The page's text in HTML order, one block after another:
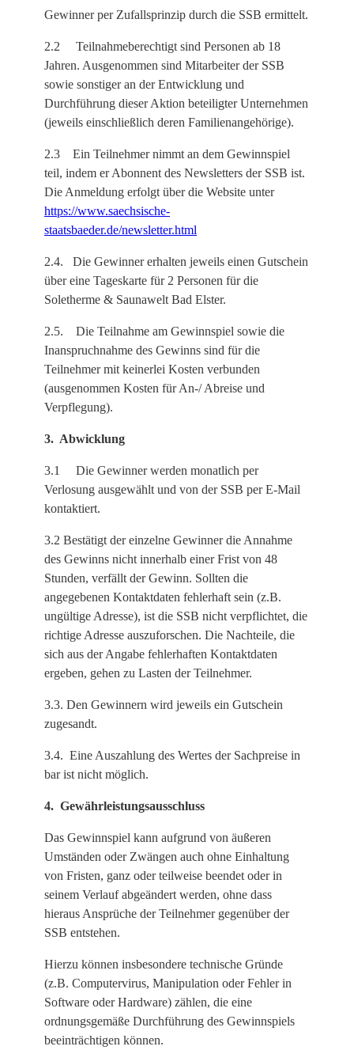
Gewinner per Zufallsprinzip durch die SSB ermittelt.
2.2 Teilnahmeberechtigt sind Personen ab 18
Jahren. Ausgenommen sind Mitarbeiter der SSB
sowie sonstiger an der Entwicklung und
Durchführung dieser Aktion beteiligter Unternehmen
(jeweils einschließlich deren Familienangehörige).
2.3 Ein Teilnehmer nimmt an dem Gewinnspiel
teil, indem er Abonnent des Newsletters der SSB ist.
Die Anmeldung erfolgt über die Website unter
https://www.saechsische-
staatsbaeder.de/newsletter.html
2.4. Die Gewinner erhalten jeweils einen Gutschein
über eine Tageskarte für 2 Personen für die
Soletherme & Saunawelt Bad Elster.
2.5. Die Teilnahme am Gewinnspiel sowie die
Inanspruchnahme des Gewinns sind für die
Teilnehmer mit keinerlei Kosten verbunden
(ausgenommen Kosten für An-/ Abreise und
Verpflegung).
3. Abwicklung
3.1 Die Gewinner werden monatlich per
Verlosung ausgewählt und von der SSB per E-Mail
kontaktiert.
3.2 Bestätigt der einzelne Gewinner die Annahme
des Gewinns nicht innerhalb einer Frist von 48
Stunden, verfällt der Gewinn. Sollten die
angegebenen Kontaktdaten fehlerhaft sein (z.B.
ungültige Adresse), ist die SSB nicht verpflichtet, die
richtige Adresse auszuforschen. Die Nachteile, die
sich aus der Angabe fehlerhaften Kontaktdaten
ergeben, gehen zu Lasten der Teilnehmer.
3.3. Den Gewinnern wird jeweils ein Gutschein
zugesandt.
3.4. Eine Auszahlung des Wertes der Sachpreise in
bar ist nicht möglich.
4. Gewährleistungsausschluss
Das Gewinnspiel kann aufgrund von äußeren
Umständen oder Zwängen auch ohne Einhaltung
von Fristen, ganz oder teilweise beendet oder in
seinem Verlauf abgeändert werden, ohne dass
hieraus Ansprüche der Teilnehmer gegenüber der
SSB entstehen.
Hierzu können insbesondere technische Gründe
(z.B. Computervirus, Manipulation oder Fehler in
Software oder Hardware) zählen, die eine
ordnungsgemäße Durchführung des Gewinnspiels
beeinträchtigen können.